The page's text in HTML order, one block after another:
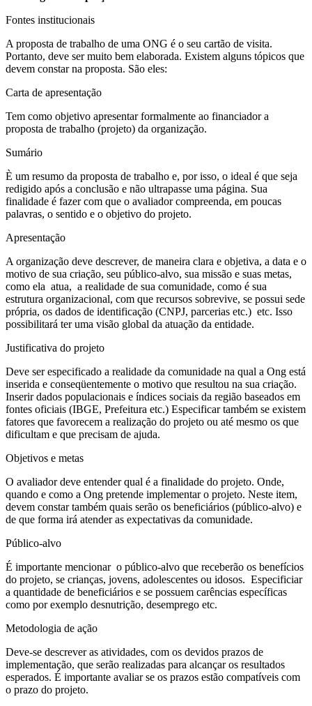
Fontes institucionais
A proposta de trabalho de uma ONG é o seu cartão de visita.
Portanto, deve ser muito bem elaborada. Existem alguns tópicos que
devem constar na proposta. São eles:
Carta de apresentação
Tem como objetivo apresentar formalmente ao financiador a
proposta de trabalho (projeto) da organização.
Sumário
È um resumo da proposta de trabalho e, por isso, o ideal é que seja
redigido após a conclusão e não ultrapasse uma página. Sua
finalidade é fazer com que o avaliador compreenda, em poucas
palavras, o sentido e o objetivo do projeto.
Apresentação
A organização deve descrever, de maneira clara e objetiva, a data e o
motivo de sua criação, seu público-alvo, sua missão e suas metas,
como ela atua, a realidade de sua comunidade, como é sua
estrutura organizacional, com que recursos sobrevive, se possui sede
própria, os dados de identificação (CNPJ, parcerias etc.) etc. Isso
possibilitará ter uma visão global da atuação da entidade.
Justificativa do projeto
Deve ser especificado a realidade da comunidade na qual a Ong está
inserida e conseqüentemente o motivo que resultou na sua criação.
Inserir dados populacionais e índices sociais da região baseados em
fontes oficiais (IBGE, Prefeitura etc.) Especificar também se existem
fatores que favorecem a realização do projeto ou até mesmo os que
dificultam e que precisam de ajuda.
Objetivos e metas
O avaliador deve entender qual é a finalidade do projeto. Onde,
quando e como a Ong pretende implementar o projeto. Neste item,
devem constar também quais serão os beneficiários (público-alvo) e
de que forma irá atender as expectativas da comunidade.
Público-alvo
É importante mencionar o público-alvo que receberão os benefícios
do projeto, se crianças, jovens, adolescentes ou idosos. Especificiar
a quantidade de beneficiários e se possuem carências específicas
como por exemplo desnutrição, desemprego etc.
Metodologia de ação
Deve-se descrever as atividades, com os devidos prazos de
implementação, que serão realizadas para alcançar os resultados
esperados. É importante avaliar se os prazos estão compatíveis com
o prazo do projeto.